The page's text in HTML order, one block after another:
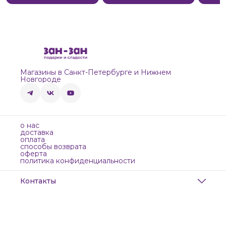
Магазины в Санкт-Петербурге и Нижнем
Новгороде
о нас
доставка
оплата
способы возврата
оферта
политика конфиденциальности
Контакты